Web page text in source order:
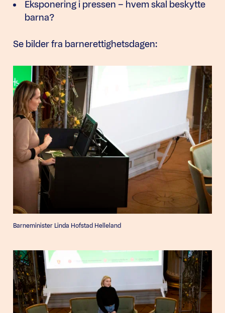
Eksponering i pressen – hvem skal beskytte
barna?
Se bilder fra barnerettighetsdagen:
Barneminister Linda Hofstad Helleland